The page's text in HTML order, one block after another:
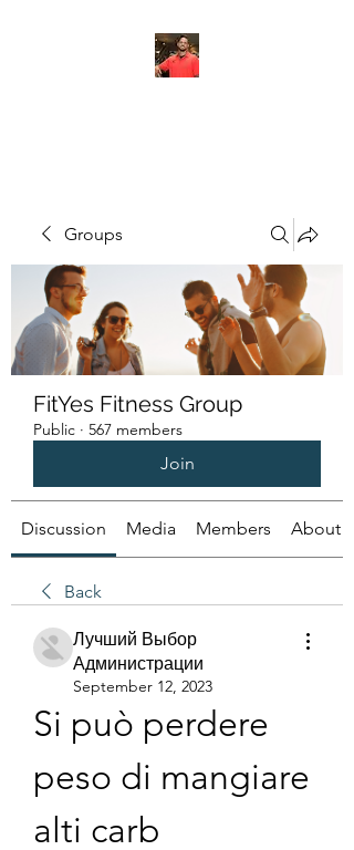
Groups
FitYes Fitness Group
Public · 567 members
Join
Discussion Media Members About
Back
Лучший Выбор
Администрации
September 12, 2023
Si può perdere
peso di mangiare
alti carb